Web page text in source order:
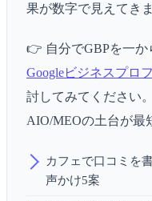
果が数字で見えてきま
👉 自分でGBPを一か
Googleビジネスプロ
討してみてください
AIO/MEOの土台が最
カフェで口コミを
声かけ5案